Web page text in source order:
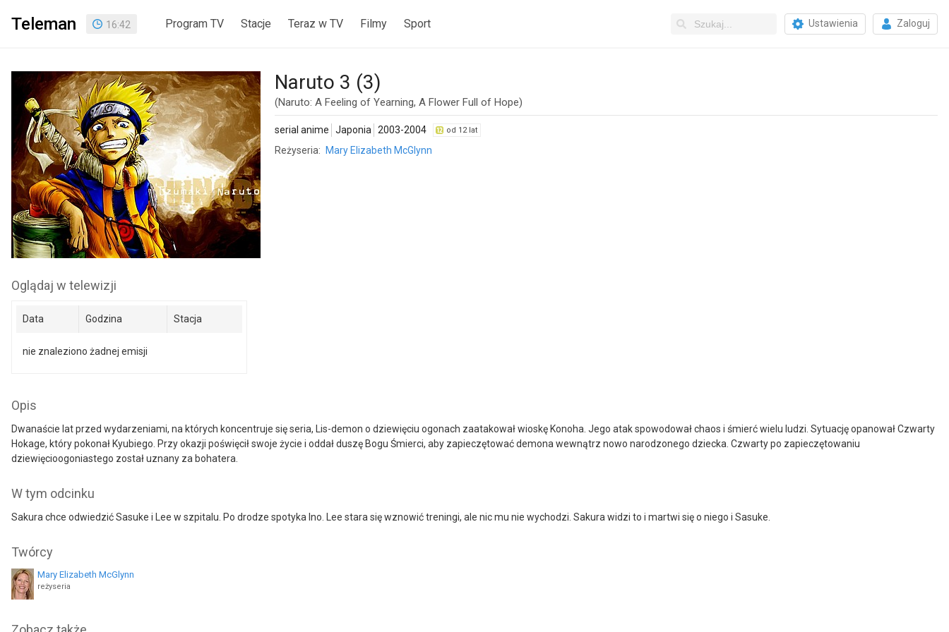
Teleman 16:42 Program TV Stacje Teraz w TV Filmy Sport Ustawienia Zaloguj
Naruto 3 (3)
(Naruto: A Feeling of Yearning, A Flower Full of Hope)
serial anime Japonia 2003-2004 od 12 lat
Reżyseria: Mary Elizabeth McGlynn
Oglądaj w telewizji
Data Godzina Stacja
nie znaleziono żadnej emisji
Opis
Dwanaście lat przed wydarzeniami, na których koncentruje się seria, Lis-demon o dziewięciu ogonach zaatakował wioskę Konoha. Jego atak spowodował chaos i śmierć wielu ludzi. Sytuację opanował Czwarty
Hokage, który pokonał Kyubiego. Przy okazji poświęcił swoje życie i oddał duszę Bogu Śmierci, aby zapieczętować demona wewnątrz nowo narodzonego dziecka. Czwarty po zapieczętowaniu
dziewięcioogoniastego został uznany za bohatera.
W tym odcinku
Sakura chce odwiedzić Sasuke i Lee w szpitalu. Po drodze spotyka Ino. Lee stara się wznowić treningi, ale nic mu nie wychodzi. Sakura widzi to i martwi się o niego i Sasuke.
Twórcy
Mary Elizabeth McGlynn
reżyseria